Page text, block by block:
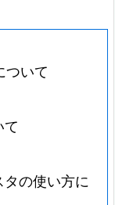
ついて
の使い方に